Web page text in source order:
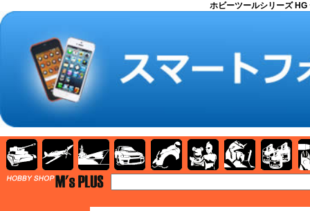
ホビーツールシリーズ
AFV 飛行機 艦船 自動車 バイク キャラクターガンダム 塗料